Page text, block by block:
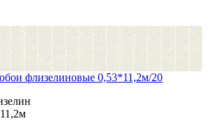
флизелиновые 0,53*11,2м/20